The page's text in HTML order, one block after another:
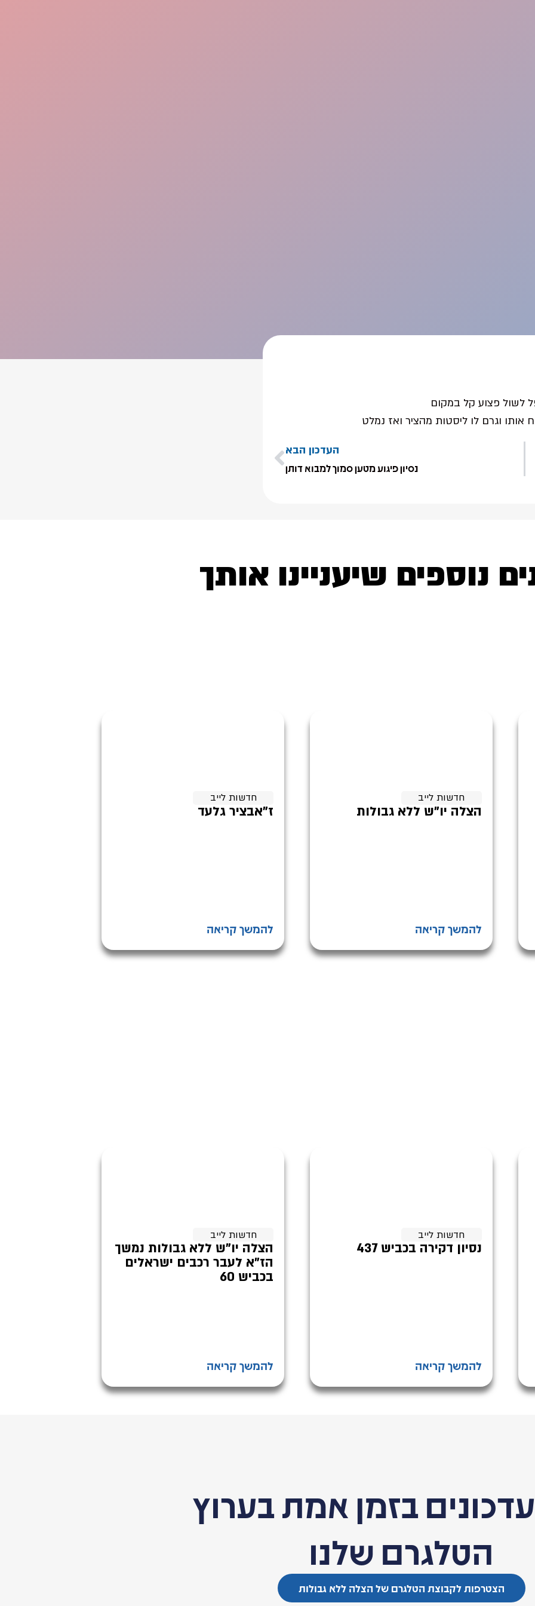
לשול פצוע קל במקום
וגרם לו ליסטות מהציר ואז נמלט
העדכון הבא
נסיון פיגוע מטען סמוך למבוא דותן
נוספים שיעניינו אותך
חדשות לייב
הצלה יו"ש ללא גבולות
להמשך קריאה
חדשות לייב
ז"אבציר גלעד
להמשך קריאה
חדשות לייב
נסיון דקירה בכביש 437
להמשך קריאה
חדשות לייב
הצלה יו"ש ללא גבולות נמשך
הז"א לעבר רכבים ישראלים
בכביש 60
להמשך קריאה
בזמן אמת בערוץ
הטלגרם שלנו
הצטרפות לקבוצת הטלגרם של הצלה ללא גבולות